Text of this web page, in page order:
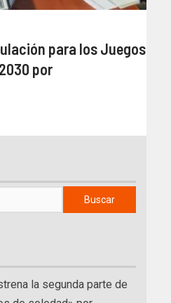
para los Juegos
por
Buscar
la segunda parte de